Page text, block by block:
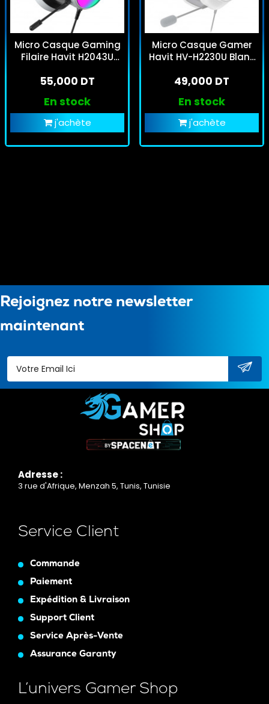
Micro Casque Gaming
Filaire Havit H2043U
55,000 DT
En stock
j'achète
Micro Casque Gamer
Havit HV-H2230U Blanc
49,000 DT
En stock
j'achète
Rejoignez notre newsletter
maintenant
Adresse :
3 rue d'Afrique, Menzah 5, Tunis, Tunisie
Service Client
Commande
Paiement
Expédition & Livraison
Support Client
Service Après-Vente
Assurance Garanty
L’univers Gamer Shop